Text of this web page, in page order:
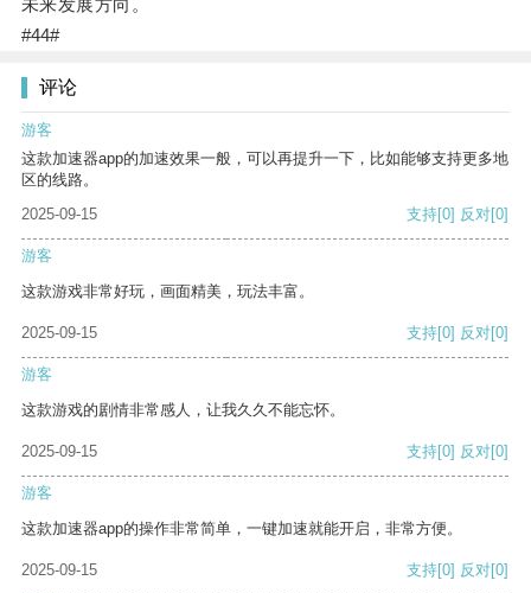
未来发展方向。
#44#
评论
游客
这款加速器app的加速效果一般，可以再提升一下，比如能够支持更多地
区的线路。
2025-09-15
支持[0] 反对[0]
游客
这款游戏非常好玩，画面精美，玩法丰富。
2025-09-15 支持[0] 反对[0]
游客
这款游戏的剧情非常感人，让我久久不能忘怀。
2025-09-15 支持[0] 反对[0]
游客
这款加速器app的操作非常简单，一键加速就能开启，非常方便。
2025-09-15 支持[0] 反对[0]